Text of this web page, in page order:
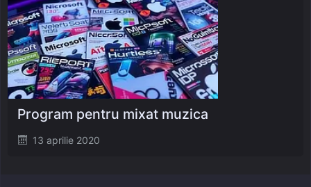
Posted
13 aprilie 2020
Program pentru mixat muzica